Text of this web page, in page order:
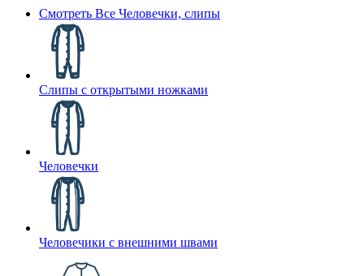
Смотреть Все Человечки, слипы
Слипы с открытыми ножками
Человечки
Человечики с внешними швами